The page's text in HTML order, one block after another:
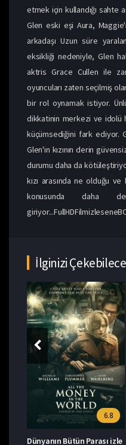
etmek için kullandığı sahte
Glen eski eşi Aura,
arkadaşı Uzun süre
eksikliği nedeniyle, Glen
aktris Grace Cullen ile
oyuncuları zaten seçilmiş
bir rol oynamak istiyor.
dikkatinin merkezi ve idolü
küçümsediğini fark ediyor.
Glen'in kızının derin
durumu daha da
kızı arasında ne olduğu
konusunda daha
İlginizi
6.8
Dünyanın Bütün Parası izle